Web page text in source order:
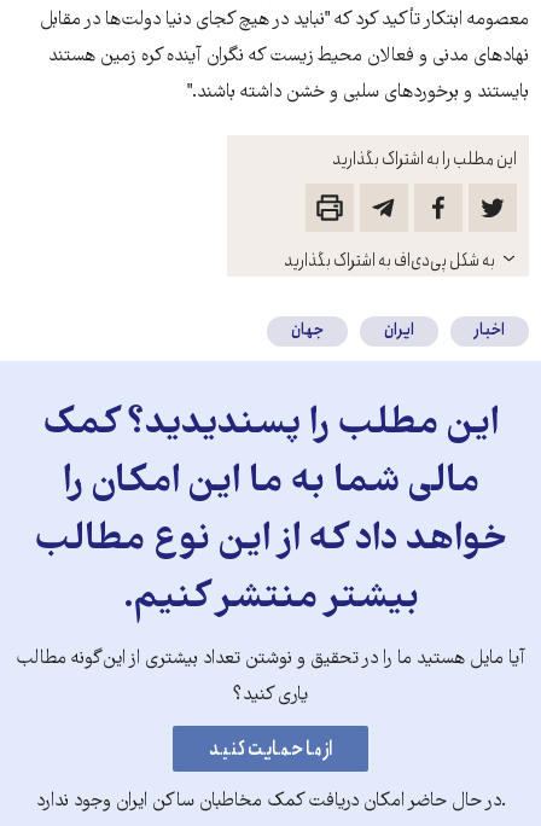
این مطلب را به اشتراک بگذارید
باز
کنید
به شکل پی‌دی‌اف به اشتراک بگذارید
معصومه ابتکار تأکيد کرد که "نبايد در هيچ کجای دنيا دولت‌ها در مقابل
نهادهای مدنی و فعالان محيط زيست که نگران آينده کره زمين هستند
بايستند و برخوردهای سلبی و خشن داشته باشند."
اخبار ایران جهان
این مطلب را پسندیدید؟ کمک
مالی شما به ما این امکان را
خواهد داد که از این نوع مطالب
بیشتر منتشر کنیم.
آیا مایل هستید ما را در تحقیق و نوشتن تعداد بیشتری از این‌گونه مطالب
یاری کنید؟
.در حال حاضر امکان دریافت کمک مخاطبان ساکن ایران وجود ندارد